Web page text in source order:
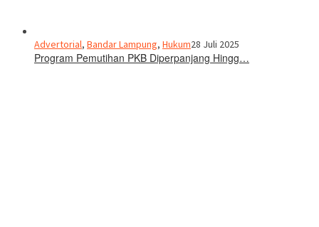
Advertorial, Bandar Lampung, Hukum28 Juli 2025
Program Pemutihan PKB Diperpanjang Hingg…